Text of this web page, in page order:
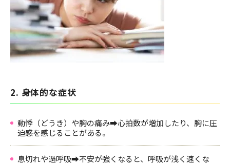
2. 身体的な症状
動悸（どうき）や胸の痛み➡心拍数が増加したり、胸に圧
迫感を感じることがある。
息切れや過呼吸➡不安が強くなると、呼吸が浅く速くな